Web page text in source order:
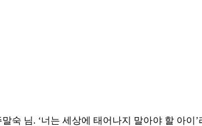
숙 님. ‘너는 세상에 태어나지 말아야 할 아이’